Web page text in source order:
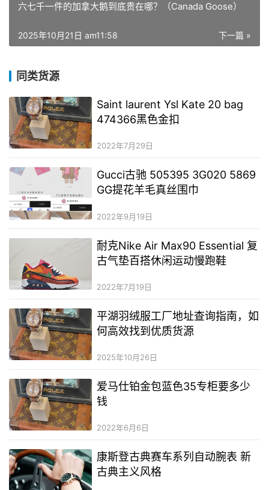
六七千一件的加拿大鹅到底贵在哪？（Canada Goose）
下一篇 »
2025年10月21日 am11:58
同类货源
Saint laurent Ysl Kate 20 bag
474366黑色金扣
2022年7月29日
Gucci古驰 505395 3G020 5869
GG提花羊毛真丝围巾
2022年9月19日
耐克Nike Air Max90 Essential 复
古气垫百搭休闲运动慢跑鞋
2022年7月19日
平湖羽绒服工厂地址查询指南，如
何高效找到优质货源
2025年10月26日
爱马仕铂金包蓝色35专柜要多少
钱
2022年6月6日
康斯登古典赛车系列自动腕表 新
古典主义风格